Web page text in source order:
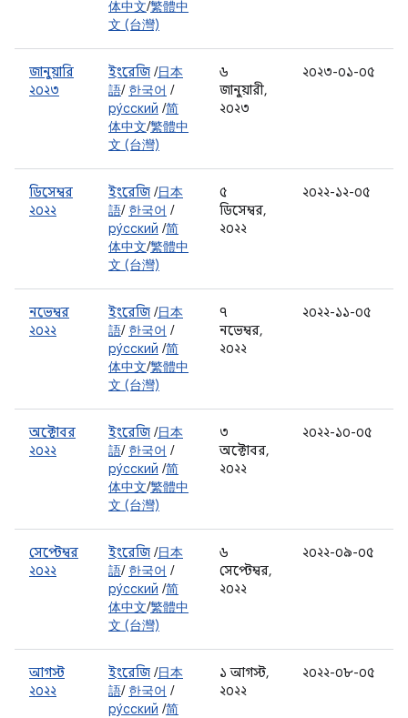
体中文/繁體中
文 (台灣)
জানুয়ারি
২০২৩
ইংরেজি /日本
語/ 한국어 /
ру́сский /简
体中文/繁體中
文 (台灣)
৬
জানুয়ারী,
২০২৩
২০২৩-০১-০৫
ডিসেম্বর
২০২২
ইংরেজি /日本
語/ 한국어 /
ру́сский /简
体中文/繁體中
文 (台灣)
৫
ডিসেম্বর,
২০২২
২০২২-১২-০৫
নভেম্বর
২০২২
ইংরেজি /日本
語/ 한국어 /
ру́сский /简
体中文/繁體中
文 (台灣)
৭
নভেম্বর,
২০২২
২০২২-১১-০৫
অক্টোবর
২০২২
ইংরেজি /日本
語/ 한국어 /
ру́сский /简
体中文/繁體中
文 (台灣)
৩
অক্টোবর,
২০২২
২০২২-১০-০৫
সেপ্টেম্বর
২০২২
ইংরেজি /日本
語/ 한국어 /
ру́сский /简
体中文/繁體中
文 (台灣)
৬
সেপ্টেম্বর,
২০২২
২০২২-০৯-০৫
আগস্ট
২০২২
ইংরেজি /日本
語/ 한국어 /
ру́сский /简
১ আগস্ট,
২০২২
২০২২-০৮-০৫